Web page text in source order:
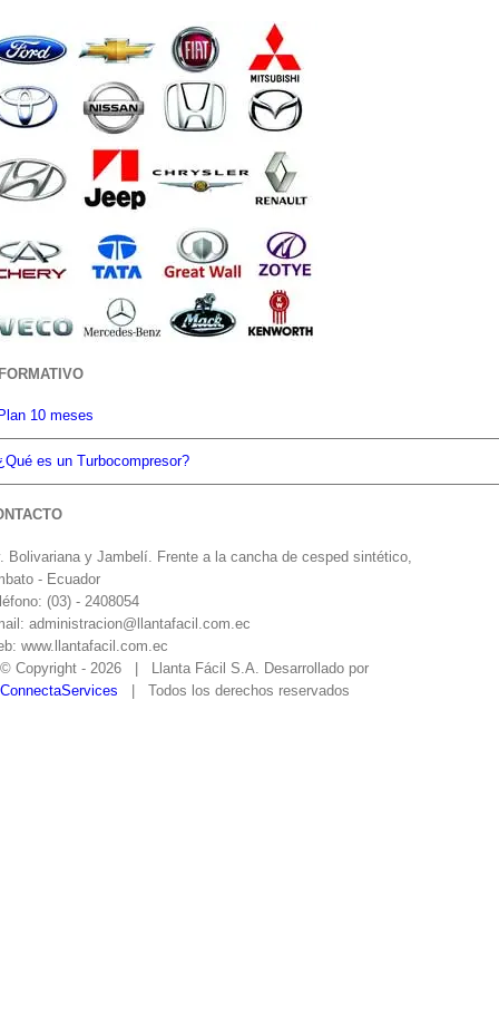
10 meses
es un Turbocompresor?
Bolivariana y Jambelí. Frente a la cancha de cesped sintético,
- Ecuador
(03) - 2408054
administracion@llantafacil.com.ec
www.llantafacil.com.ec
© Copyright - 2026 | Llanta Fácil S.A. Desarrollado por
ConnectaServices | Todos los derechos reservados